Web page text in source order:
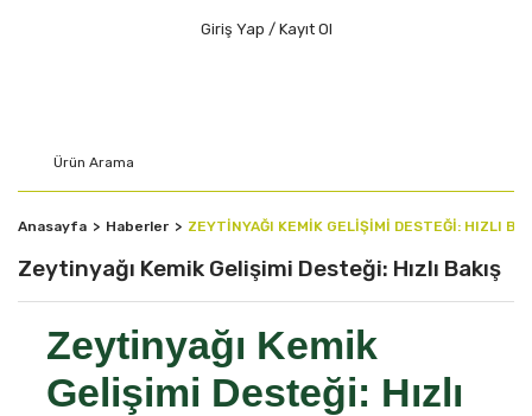
Giriş Yap / Kayıt Ol
Anasayfa Haberler ZEYTINYAĞI KEMIK GELIŞIMI DESTEĞI: HIZLI
Zeytinyağı Kemik Gelişimi Desteği: Hızlı Bakış
Zeytinyağı Kemik
Gelişimi Desteği: Hızlı